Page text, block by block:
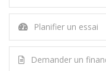
Planifier un essai
Demander un